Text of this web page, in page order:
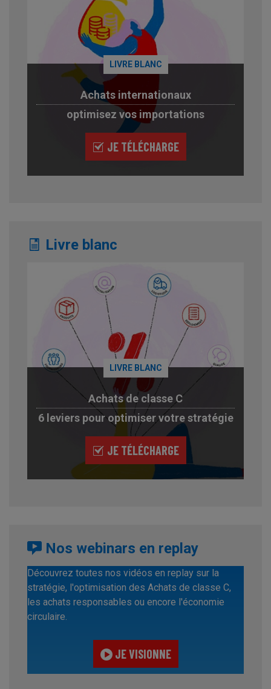
LIVRE BLANC
Achats internationaux
optimisez vos importations
JE TÉLÉCHARGE
Livre blanc
LIVRE BLANC
Achats de classe C
6 leviers pour optimiser votre stratégie
JE TÉLÉCHARGE
Nos webinars en replay
Découvrez toutes nos vidéos en replay sur la
stratégie, l'optimisation des Achats de classe C,
les achats responsables ou encore l'économie
circulaire.
JE VISIONNE